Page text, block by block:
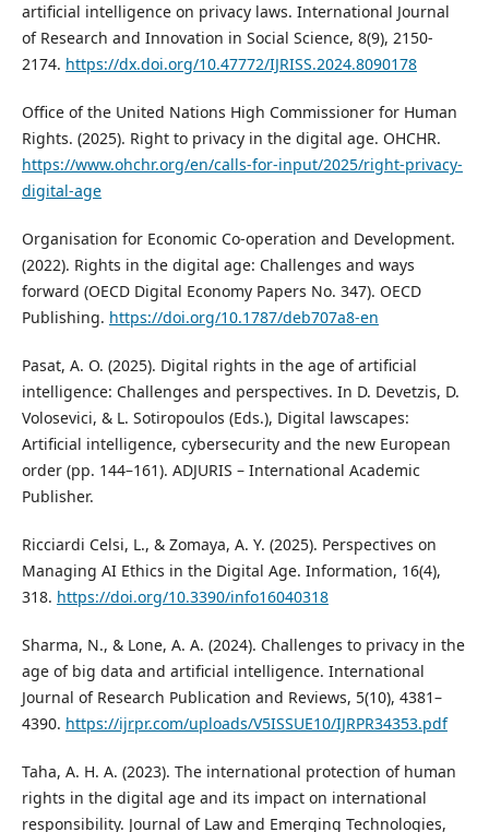
artificial intelligence on privacy laws. International Journal
of Research and Innovation in Social Science, 8(9), 2150-
2174. https://dx.doi.org/10.47772/IJRISS.2024.8090178
Office of the United Nations High Commissioner for Human
Rights. (2025). Right to privacy in the digital age. OHCHR.
https://www.ohchr.org/en/calls-for-input/2025/right-privacy-
digital-age
Organisation for Economic Co-operation and Development.
(2022). Rights in the digital age: Challenges and ways
forward (OECD Digital Economy Papers No. 347). OECD
Publishing. https://doi.org/10.1787/deb707a8-en
Pasat, A. O. (2025). Digital rights in the age of artificial
intelligence: Challenges and perspectives. In D. Devetzis, D.
Volosevici, & L. Sotiropoulos (Eds.), Digital lawscapes:
Artificial intelligence, cybersecurity and the new European
order (pp. 144–161). ADJURIS – International Academic
Publisher.
Ricciardi Celsi, L., & Zomaya, A. Y. (2025). Perspectives on
Managing AI Ethics in the Digital Age. Information, 16(4),
318. https://doi.org/10.3390/info16040318
Sharma, N., & Lone, A. A. (2024). Challenges to privacy in the
age of big data and artificial intelligence. International
Journal of Research Publication and Reviews, 5(10), 4381–
4390. https://ijrpr.com/uploads/V5ISSUE10/IJRPR34353.pdf
Taha, A. H. A. (2023). The international protection of human
rights in the digital age and its impact on international
responsibility. Journal of Law and Emerging Technologies,